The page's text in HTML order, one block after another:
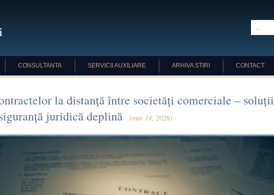
CONSULTANTA SERVICII AUXILIARE ARHIVA STIRI CONTACT
la distanță între societăți comerciale – soluții
juridică deplină
(mai 14, 2026)